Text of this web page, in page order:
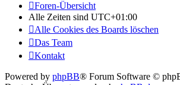
Foren-Übersicht
Alle Zeiten sind UTC+01:00
Alle Cookies des Boards löschen
Das Team
Kontakt
Powered by phpBB® Forum Software ©